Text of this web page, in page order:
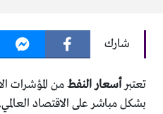
شارك
تعتبر أسعار النفطمن المؤشرات
بشكل مباشر على الاقتصاد